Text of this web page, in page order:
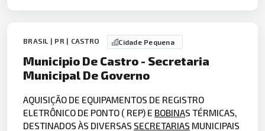
BRASIL | PR | CASTRO Cidade Pequena
Municipio De Castro - Secretaria
Municipal De Governo
AQUISIÇÃO DE EQUIPAMENTOS DE REGISTRO
ELETRÔNICO DE PONTO ( REP) E BOBINAS TÉRMICAS,
DESTINADOS ÀS DIVERSAS SECRETARIAS MUNICIPAIS